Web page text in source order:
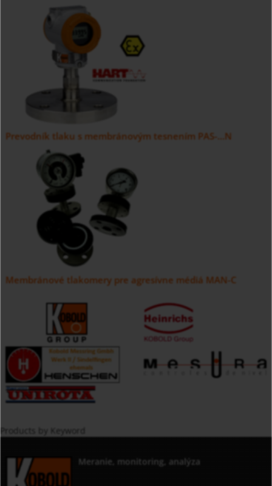
Prevodník tlaku s membránovým tesnením PAS-...N
Membránové tlakomery pre agresívne médiá MAN-C
Products by Keyword
Meranie, monitoring, analýza